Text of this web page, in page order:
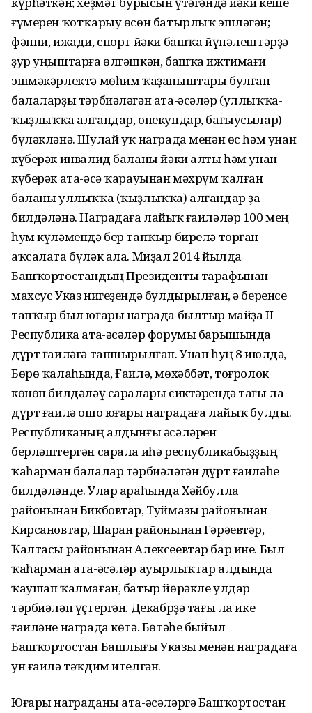
ғүмерен ҡотҡарыу өсөн батырлыҡ эшләгән;
фәнни, ижади, спорт йәки башҡа йүнәлештәрҙә
ҙур уңыштарға өлгәшкән, башҡа ижтимағи
эшмәкәрлектә мөһим ҡаҙаныштары булған
балаларҙы тәрбиәләгән ата-әсәләр (уллыҡҡа-
ҡыҙлыҡҡа алғандар, опекундар, бағыусылар)
бүләкләнә. Шулай уҡ награда менән өс һәм унан
күберәк инвалид баланы йәки алты һәм унан
күберәк ата-әсә ҡарауынан мәхрүм ҡалған
баланы уллыҡҡа (ҡыҙлыҡҡа) алғандар ҙа
билдәләнә. Наградаға лайыҡ ғаиләләр 100 мең
һум күләмендә бер тапҡыр бирелә торған
аҡсалата бүләк ала. Миҙал 2014 йылда
Башҡортостандың Президенты тарафынан
махсус Указ нигеҙендә булдырылған, ә беренсе
тапҡыр был юғары награда былтыр майҙа II
Республика ата-әсәләр форумы барышында
дүрт ғаиләгә тапшырылған. Унан һуң 8 июлдә,
Бөрө ҡалаһында, Ғаилә, мөхәббәт, тоғролок
көнөн билдәләү саралары сиктәрендә тағы ла
дүрт ғаилә ошо юғары наградаға лайыҡ булды.
Республиканың алдынғы әсәләрен
берләштергән сарала иһә республи­кабыҙҙың
ҡаһарман балалар тәрбиә­ләгән дүрт ғаиләһе
билдәләнде. Улар араһында Хәйбулла
районынан Бикбовтар, Туймазы районынан
Кирсановтар, Шаран районынан Гәрәевтәр,
Ҡалтасы районынан Алексеевтар бар ине. Был
ҡаһарман ата-әсәләр ауыр­лыҡтар алдында
ҡаушап ҡалмаған, батыр йөрәкле улдар
тәрбиәләп үҫтергән. Декабрҙә тағы ла ике
ғаиләне награда көтә. Бөтәһе быйыл
Башҡортостан Башлығы Указы менән наградаға
ун ғаилә тәҡдим ителгән.
Юғары награданы ата-әсәләргә Башҡортостан